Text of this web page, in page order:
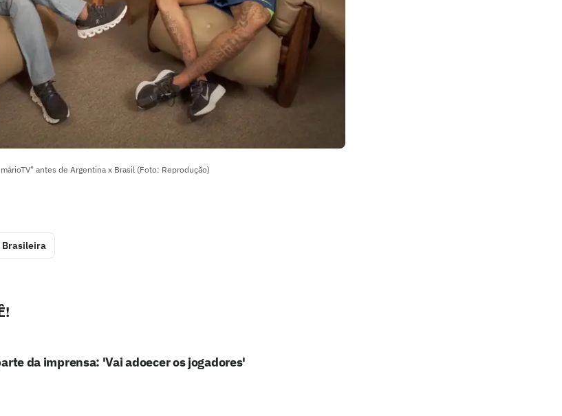
antes de Argentina x Brasil (Foto: Reprodução)
Brasileira
da imprensa: 'Vai adoecer os jogadores'